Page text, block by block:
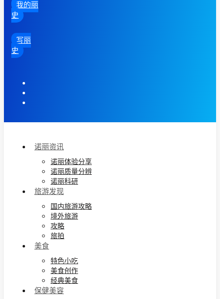
我的丽
史
写丽
史
诺丽资讯
诺丽体验分享
诺丽质量分辨
诺丽科研
旅游发现
国内旅游攻略
境外旅游
攻略
旅拍
美食
特色小吃
美食创作
经典美食
保健美容